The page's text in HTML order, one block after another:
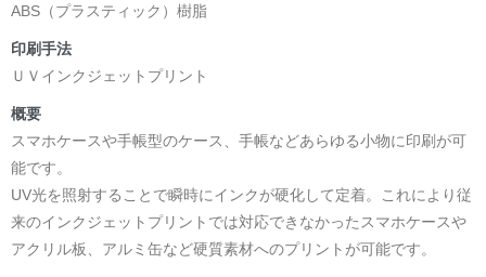
ABS（プラスティック）樹脂
印刷手法
ＵＶインクジェットプリント
概要
スマホケースや手帳型のケース、手帳などあらゆる小物に印刷が可
能です。
UV光を照射することで瞬時にインクが硬化して定着。これにより従
来のインクジェットプリントでは対応できなかったスマホケースや
アクリル板、アルミ缶など硬質素材へのプリントが可能です。